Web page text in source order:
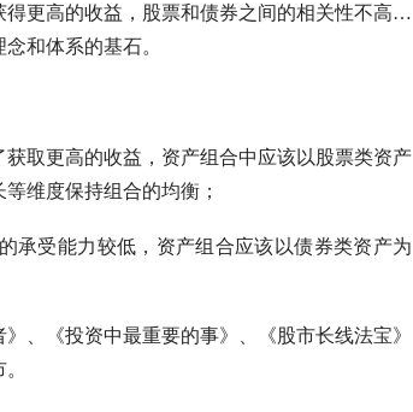
得更高的收益，股票和债券之间的相关性不高…
和体系的基石。
取更高的收益，资产组合中应该以股票类资产
等维度保持组合的均衡；
承受能力较低，资产组合应该以债券类资产为
、《投资中最重要的事》、《股市长线法宝》